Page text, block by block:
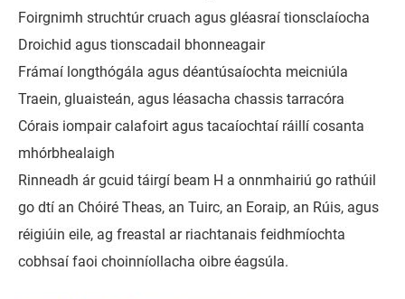
Foirgnimh struchtúr cruach agus gléasraí tionsclaíocha
Droichid agus tionscadail bhonneagair
Frámaí longthógála agus déantúsaíochta meicniúla
Traein, gluaisteán, agus léasacha chassis tarracóra
Córais iompair calafoirt agus tacaíochtaí ráillí cosanta
mhórbhealaigh
Rinneadh ár gcuid táirgí beam H a onnmhairiú go rathúil
go dtí an Chóiré Theas, an Tuirc, an Eoraip, an Rúis, agus
réigiúin eile, ag freastal ar riachtanais feidhmíochta
cobhsaí faoi choinníollacha oibre éagsúla.